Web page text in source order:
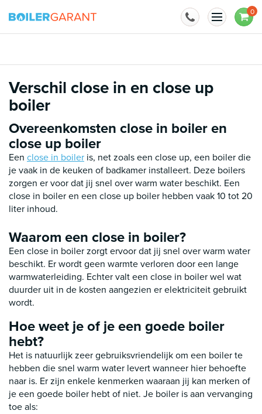
0
BoilerGarant is officieel importeur van
Verschil close in en close up
boiler
Overeenkomsten close in boiler en
close up boiler
Een close in boiler is, net zoals een close up, een boiler die
je vaak in de keuken of badkamer installeert. Deze boilers
zorgen er voor dat jij snel over warm water beschikt. Een
close in boiler en een close up boiler hebben vaak 10 tot 20
liter inhoud.
Waarom een close in boiler?
Een close in boiler zorgt ervoor dat jij snel over warm water
beschikt. Er wordt geen warmte verloren door een lange
warmwaterleiding. Echter valt een close in boiler wel wat
duurder uit in de kosten aangezien er elektriciteit gebruikt
wordt.
Hoe weet je of je een goede boiler
hebt?
Het is natuurlijk zeer gebruiksvriendelijk om een boiler te
hebben die snel warm water levert wanneer hier behoefte
naar is. Er zijn enkele kenmerken waaraan jij kan merken of
je een goede boiler hebt of niet. Je boiler is aan vervanging
toe als: